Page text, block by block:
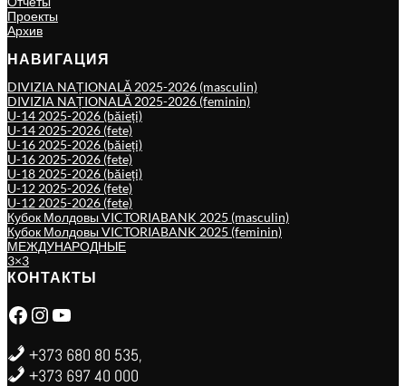
Проекты
Архив
НАВИГАЦИЯ
DIVIZIA NAȚIONALĂ 2025-2026 (masculin)
DIVIZIA NAȚIONALĂ 2025-2026 (feminin)
U-14 2025-2026 (băieți)
U-14 2025-2026 (fete)
U-16 2025-2026 (băieți)
U-16 2025-2026 (fete)
U-18 2025-2026 (băieți)
U-12 2025-2026 (fete)
U-12 2025-2026 (fete)
Кубок Молдовы VICTORIABANK 2025 (masculin)
Кубок Молдовы VICTORIABANK 2025 (feminin)
МЕЖДУНАРОДНЫЕ
3×3
КОНТАКТЫ
Facebook Instagram YouTube
+373 680 80 535,
+373 697 40 000